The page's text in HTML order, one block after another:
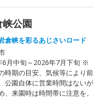
峡公園
倉峡を彩るあじさいロード
6月中旬～2026年7月下旬 ※
時期の目安、気候等により前
公園自体に営業時間はないが
、来園時は時間帯に注意を。